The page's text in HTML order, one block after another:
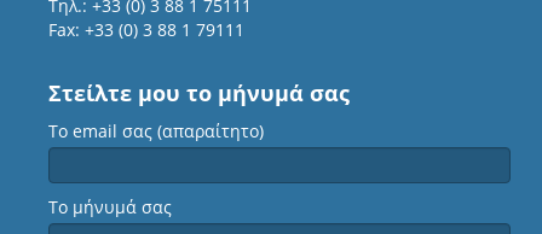
Τηλ.: +33 (0) 3 88 1 75111
Fax: +33 (0) 3 88 1 79111
Στείλτε μου το μήνυμά σας
Το email σας (απαραίτητο)
Το μήνυμά σας